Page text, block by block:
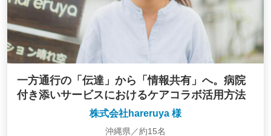
一方通行の「伝達」から「情報共有」へ。病院
付き添いサービスにおけるケアコラボ活用方法
株式会社hareruya 様
沖縄県／約15名